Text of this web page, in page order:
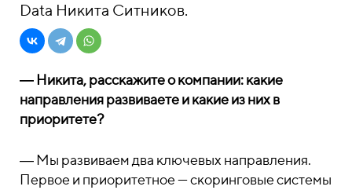
Data Никита Ситников.
― Никита, расскажите о компании: какие
направления развиваете и какие из них в
приоритете?
― Мы развиваем два ключевых направления.
Первое и приоритетное — скоринговые системы